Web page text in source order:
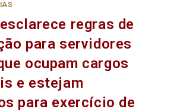
regras de
para servidores
ocupam cargos
e estejam
para exercício de